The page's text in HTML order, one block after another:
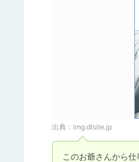
出典： img.dlsite.jp
このお爺さんから